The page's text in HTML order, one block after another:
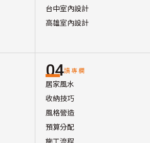
台中室內設計
高雄室內設計
04讀專欄
居家風水
收納技巧
風格營造
預算分配